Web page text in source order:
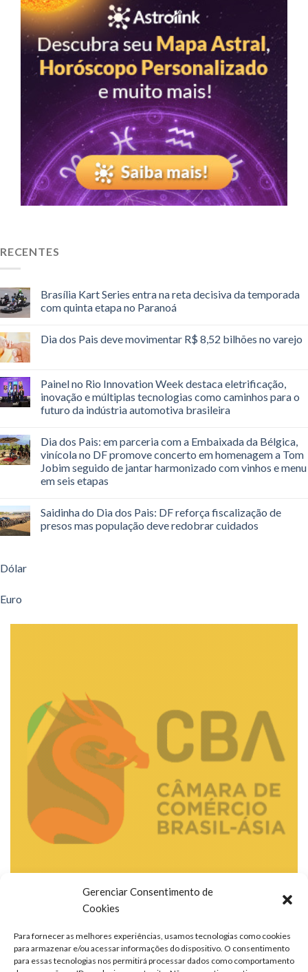
Gerenciar Consentimento de
Cookies
Para fornecer as melhores experiências, usamos tecnologias como cookies
para armazenar e/ou acessar informações do dispositivo. O consentimento
para essas tecnologias nos permitirá processar dados como comportamento
RECENTES
Brasília Kart Series entra na reta decisiva da temporada
com quinta etapa no Paranoá
Dia dos Pais deve movimentar R$ 8,52 bilhões no varejo
Painel no Rio Innovation Week destaca eletrificação,
inovação e múltiplas tecnologias como caminhos para o
futuro da indústria automotiva brasileira
Dia dos Pais: em parceria com a Embaixada da Bélgica,
vinícola no DF promove concerto em homenagem a Tom
Jobim seguido de jantar harmonizado com vinhos e menu
em seis etapas
Saidinha do Dia dos Pais: DF reforça fiscalização de
presos mas população deve redobrar cuidados
Dólar
Euro